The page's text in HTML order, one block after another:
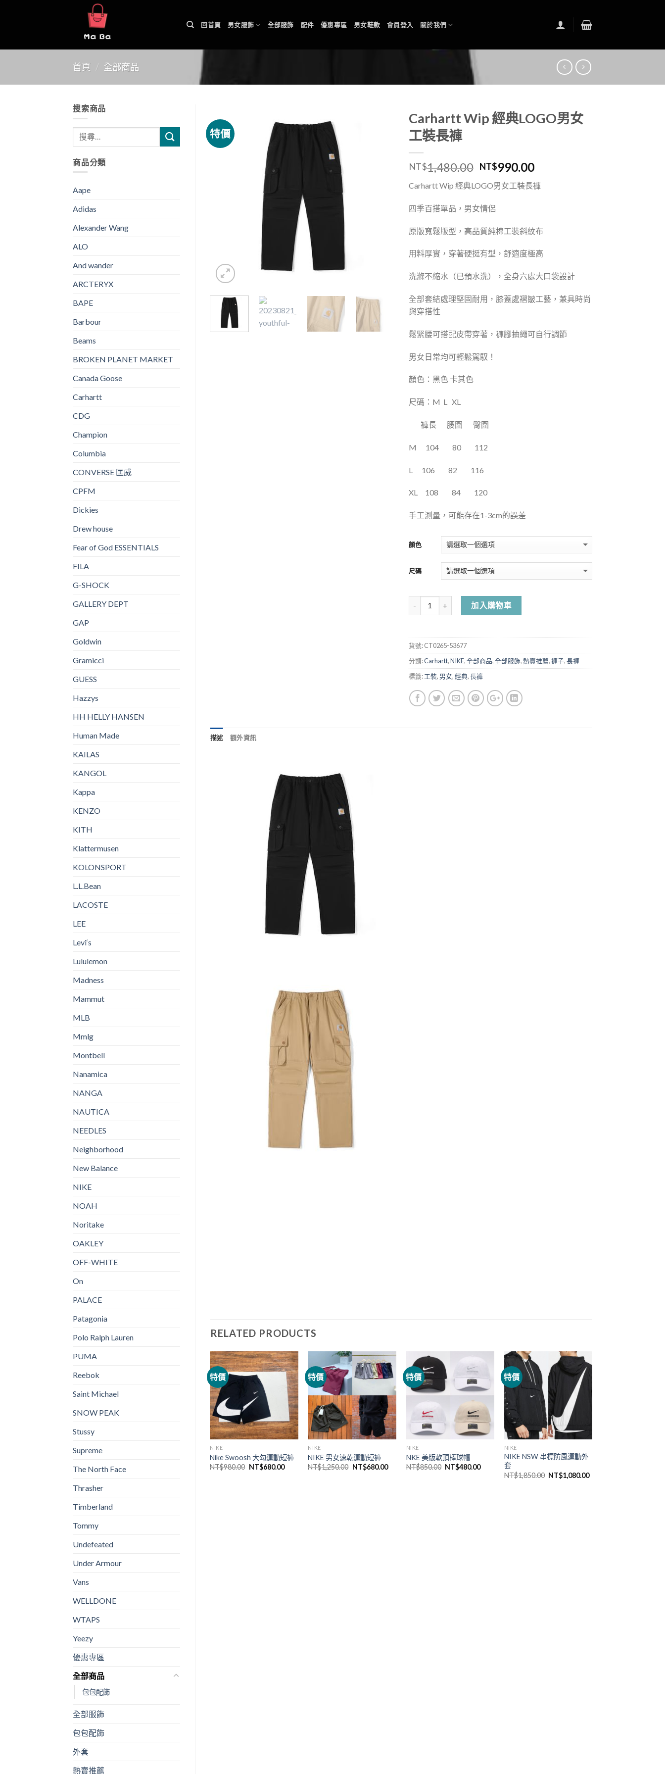
回首頁 男女服飾 全部服飾 配件 優惠專區 男女鞋款 會員登入 關於我們
首頁 / 全部商品
特價
Carhartt Wip 經典LOGO男女
工裝長褲
NT$1,480.00 NT$990.00
Carhartt Wip 經典LOGO男女工裝長褲
四季百搭單品，男女情侶
原版寬鬆版型，高品質純棉工裝斜紋布
用料厚實，穿著硬挺有型，舒適度極高
洗滌不縮水（已預水洗），全身六處大口袋設計
全部套結處理堅固耐用，膝蓋處褶皺工藝，兼具時尚
與穿搭性
鬆緊腰可搭配皮帶穿著，褲腳抽繩可自行調節
男女日常均可輕鬆駕馭！
顏色：黑色 卡其色
尺碼：M L XL
褲長 腰圍 臀圍
M 104 80 112
L 106 82 116
XL 108 84 120
手工測量，可能存在1-3cm的誤差
顏色
尺碼
加入購物車
貨號:CT0265-53677
分類:Carhartt,NIKE,全部商品,全部服飾,熱賣推薦,褲子,長褲
標籤:工裝, 男女,經典,長褲
描述 額外資訊
RELATED PRODUCTS
特價
NIKE
Nike Swoosh 大勾運動短褲
NT$980.00 NT$680.00
特價
NIKE
NIKE 男女速乾運動短褲
NT$1,250.00 NT$680.00
特價
NIKE
NKE 美版軟頂棒球帽
NT$850.00 NT$480.00
特價
NIKE
NIKE NSW 串標防風運動外
套
NT$1,850.00 NT$1,080.00
Nike Big Swoosh 羊羔毛雙
套
搜索商品
商品分類
Aape
Adidas
Alexander Wang
ALO
And wander
ARCTERYX
BAPE
Barbour
Beams
BROKEN PLANET MARKET
Canada Goose
Carhartt
CDG
Champion
Columbia
CONVERSE 匡威
CPFM
Dickies
Drew house
Fear of God ESSENTIALS
FILA
G-SHOCK
GALLERY DEPT
GAP
Goldwin
Gramicci
GUESS
Hazzys
HH HELLY HANSEN
Human Made
KAILAS
KANGOL
Kappa
KENZO
KITH
Klattermusen
KOLONSPORT
L.L.Bean
LACOSTE
LEE
Levi‘s
Lululemon
Madness
Mammut
MLB
Mmlg
Montbell
Nanamica
NANGA
NAUTICA
NEEDLES
Neighborhood
New Balance
NIKE
NOAH
Noritake
OAKLEY
OFF-WHITE
On
PALACE
Patagonia
Polo Ralph Lauren
PUMA
Reebok
Saint Michael
SNOW PEAK
Stussy
Supreme
The North Face
Thrasher
Timberland
Tommy
Undefeated
Under Armour
Vans
WELLDONE
WTAPS
Yeezy
優惠專區
全部商品
包包配飾
全部服飾
包包配飾
外套
熱賣推薦